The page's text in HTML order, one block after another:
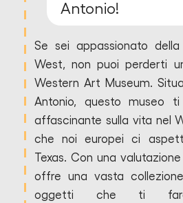
Antonio!
Se sei appassionato
West, non puoi perderti
Western Art Museum.
Antonio, questo museo
affascinante sulla vita nel
che noi europei ci
Texas. Con una
offre una vasta
oggetti che ti